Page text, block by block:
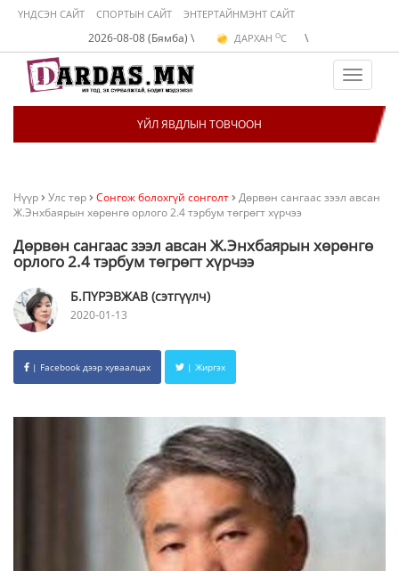
ҮНДСЭН САЙТ СПОРТЫН САЙТ ЭНТЕРТАЙНМЭНТ САЙТ
2026-08-08 (Бямба) \ ДАРХАН OC
ЭРДЭНЭТ C
\
Toggle
ҮЙЛ ЯВДЛЫН ТОВЧООН
Нүүр Улс төр Сонгож болохгүй сонголт
Дөрвөн сангаас зээл авсан
Ж.Энхбаярын хөрөнгө орлого 2.4 тэрбум төгрөгт хүрчээ
Дөрвөн сангаас зээл авсан Ж.Энхбаярын хөрөнгө
орлого 2.4 тэрбум төгрөгт хүрчээ
Б.ПҮРЭВЖАВ (сэтгүүлч)
2020-01-13
| Facebook дээр хуваалцах | Жиргэх